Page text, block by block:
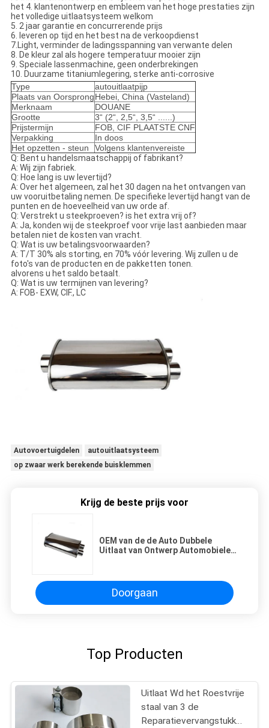
het 4. klantenontwerp en embleem van het hoge prestaties zijn
het volledige uitlaatsysteem welkom
5. 2 jaar garantie en concurrerende prijs
6. leveren op tijd en het best na de verkoopdienst
7.Light, verminder de ladingsspanning van verwante delen
8. De kleur zal als hogere temperatuur mooier zijn
9. Speciale lassenmachine, geen onderbrekingen
10. Duurzame titaniumlegering, sterke anti-corrosive
Type
autouitlaatpijp
Plaats van OorsprongHebei, China (Vasteland)
Merknaam
DOUANE
Grootte
3“ (2“, 2,5“, 3,5“ ......)
Prijstermijn
FOB, CIF PLAATSTE CNF
Verpakking
In doos
Het opzetten - steun
Volgens klantenvereiste
Q: Bent u handelsmaatschappij of fabrikant?
A: Wij zijn fabriek.
Q: Hoe lang is uw levertijd?
A: Over het algemeen, zal het 30 dagen na het ontvangen van
uw vooruitbetaling nemen. De specifieke levertijd hangt van de
punten en de hoeveelheid van uw orde af.
Q: Verstrekt u steekproeven? is het extra vrij of?
A: Ja, konden wij de steekproef voor vrije last aanbieden maar
betalen niet de kosten van vracht.
Q: Wat is uw betalingsvoorwaarden?
A: T/T 30% als storting, en 70% vóór levering. Wij zullen u de
foto's van de producten en de pakketten tonen.
alvorens u het saldo betaalt.
Q: Wat is uw termijnen van levering?
A: FOB- EXW, CIF., LC
Autovoertuigdelen
autouitlaatsysteem
op zwaar werk berekende buisklemmen
Krijg de beste prijs voor
OEM van de de Auto Dubbele
Uitlaat van Ontwerp Automobiele
Doorgaan
Top Producten
Uitlaat Wd het Roestvrije
staal van 3 de
Reparatievervangstukken